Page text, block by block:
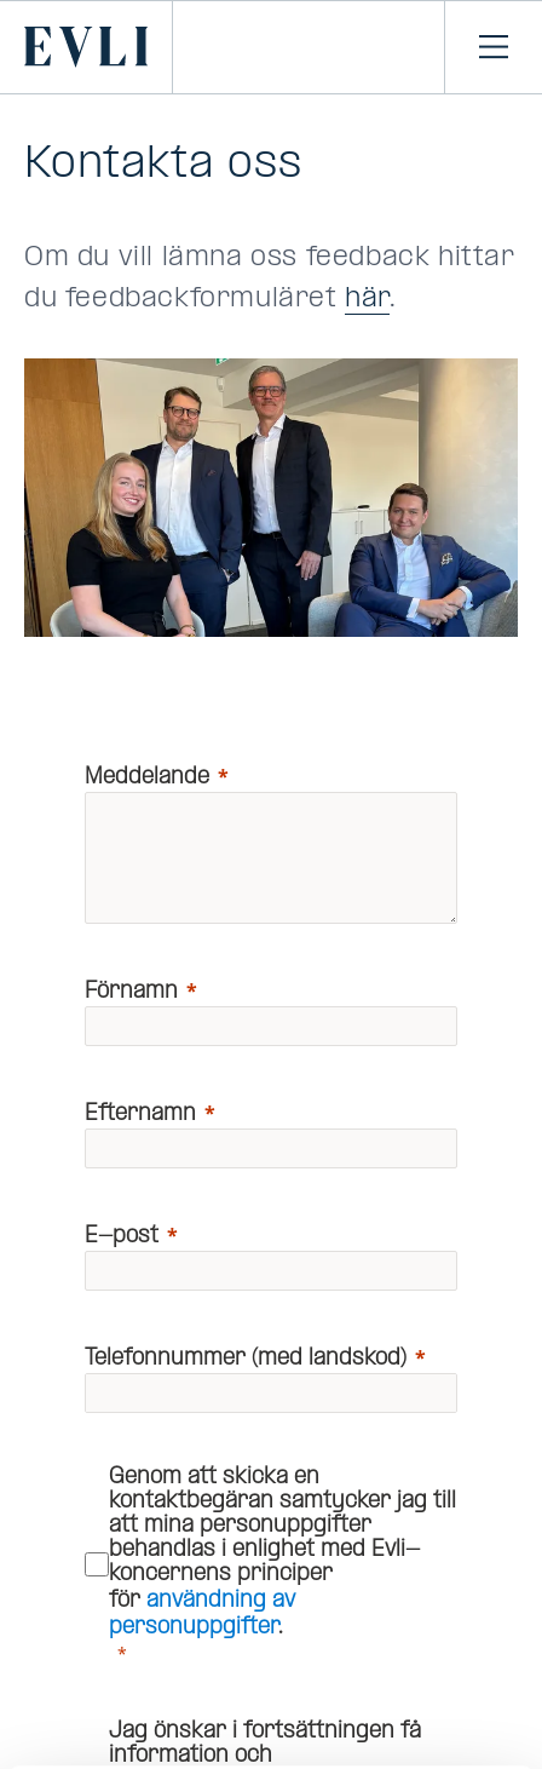
Primary
Kontakta oss
Om du vill lämna oss feedback hittar
du feedbackformuläret här.
Meddelande
Förnamn
Efternamn
E-post
Telefonnummer (med landskod)
Genom att skicka en
kontaktbegäran samtycker jag till
att mina personuppgifter
behandlas i enlighet med Evli-
koncernens principer
för användning av
personuppgifter.
Jag önskar i fortsättningen få
information och